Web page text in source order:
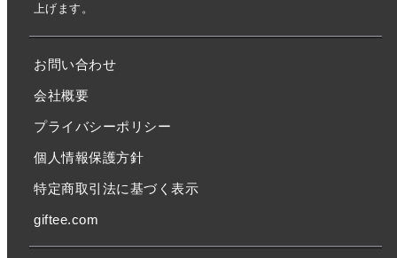
上げます。
お問い合わせ
会社概要
プライバシーポリシー
個人情報保護方針
特定商取引法に基づく表示
giftee.com